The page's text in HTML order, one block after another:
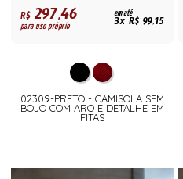
R$297,46
para uso próprio
em até
3x R$ 99,15
02309-PRETO - CAMISOLA SEM
BOJO COM ARO E DETALHE EM
FITAS